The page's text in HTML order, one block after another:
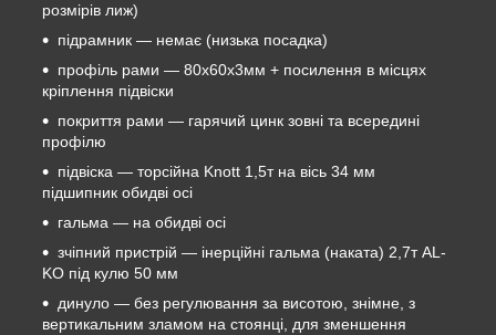
розмірів лиж)
підрамник — немає (низька посадка)
профіль рами — 80х60х3мм + посилення в місцях
кріплення підвіски
покриття рами — гарячий цинк зовні та всередині
профілю
підвіска — торсійна Knott 1,5т на вісь 34 мм
підшипник обидві осі
гальма — на обидві осі
зчіпний пристрій — інерційні гальма (наката) 2,7т AL-
KO під кулю 50 мм
динуло — без регулювання за висотою, знімне, з
вертикальним зламом на стоянці, для зменшення